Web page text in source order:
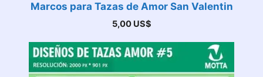
Marcos para Tazas de Amor San Valentin
5,00 US$